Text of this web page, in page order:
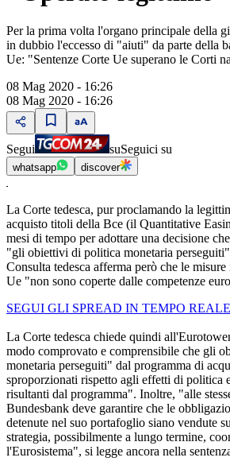
Per la prima volta l'organo principale della
in dubbio l'eccesso di "aiuti" da parte della
Ue: "Sentenze Corte Ue superano le Corti
08 Mag 2020 - 16:26
08 Mag 2020 - 16:26
Segui suSeguici su
whatsapp discover
La Corte tedesca, pur proclamando la
acquisto titoli della Bce (il Quantitative
mesi di tempo per adottare una decisione
"gli obiettivi di politica monetaria
Consulta tedesca afferma però che le
Ue "non sono coperte dalle competenze
SEGUI GLI SPREAD IN TEMPO REALE
La Corte tedesca chiede quindi
modo comprovato e comprensibile che gli
monetaria perseguiti" dal programma di
sproporzionati rispetto agli effetti di politica
risultanti dal programma". Inoltre, "alle
Bundesbank deve garantire che le
detenute nel suo portafoglio siano vendute
strategia, possibilmente a lungo termine,
l'Eurosistema", si legge ancora nella